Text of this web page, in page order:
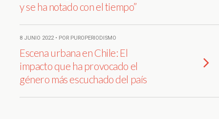
y se ha notado con el tiempo”
8 JUNIO 2022 • POR PUROPERIODISMO
Escena urbana en Chile: El
impacto que ha provocado el
género más escuchado del país